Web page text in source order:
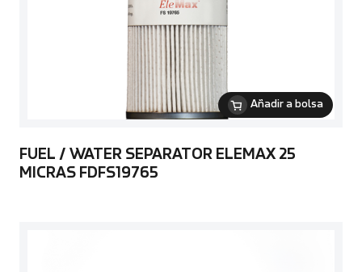
Añadir a bolsa
FUEL / WATER SEPARATOR ELEMAX 25
MICRAS FDFS19765